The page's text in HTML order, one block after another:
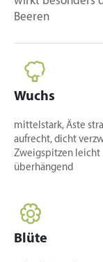
Beeren
Wuchs
mittelstark, Äste
aufrecht, dicht
Zweigspitzen leicht
überhängend
Blüte